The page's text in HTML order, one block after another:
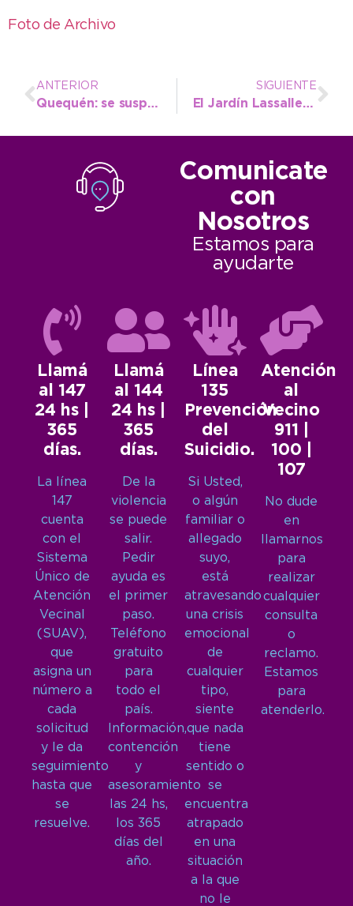
Foto de Archivo
ANTERIOR
Quequén: se suspenden las actividades de este viernes por pronóstico de lluvia
SIGUIENTE
El Jardín Lassalle pasó a la instancia regional de la Feria ACTE y viaja a Lobería
Comunicate
con
Nosotros
Estamos para
ayudarte
Llamá
al 147
24 hs |
365
días.
La línea
147
cuenta
con el
Sistema
Único de
Atención
Vecinal
(SUAV),
que
asigna un
número a
cada
solicitud
y le da
seguimiento
hasta que
se
resuelve.
Llamá
al 144
24 hs |
365
días.
De la
violencia
se puede
salir.
Pedir
ayuda es
el primer
paso.
Teléfono
gratuito
para
todo el
país.
Información,
contención
y
asesoramiento
las 24 hs,
los 365
días del
año.
Línea
135
Prevención
del
Suicidio.
Si Usted,
o algún
familiar o
allegado
suyo,
está
atravesando
una crisis
emocional
de
cualquier
tipo,
siente
que nada
tiene
sentido o
se
encuentra
atrapado
en una
situación
a la que
no le
Atención
al
Vecino
911 |
100 |
107
No dude
en
llamarnos
para
realizar
cualquier
consulta
o
reclamo.
Estamos
para
atenderlo.